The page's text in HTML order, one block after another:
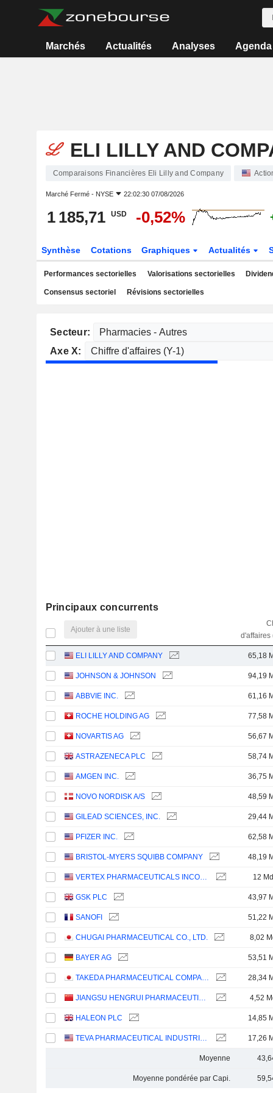
Marchés Actualités Analyses Agenda
ELI LILLY AND
Comparaisons Financières Eli Lilly and Company
Marché Fermé - NYSE 22:02:30 07/08/2026
1 185,71 USD -0,52%
Synthèse Cotations Graphiques Actualités
Performances sectorielles Valorisations sectorielles
Consensus sectoriel Révisions sectorielles
Secteur:
Axe X:
Principaux concurrents
Ajouter à une liste
d'affaires
ELI LILLY AND COMPANY 65,18
JOHNSON & JOHNSON 94,19
ABBVIE INC. 61,16
ROCHE HOLDING AG 77,58
NOVARTIS AG 56,67
ASTRAZENECA PLC 58,74
AMGEN INC. 36,75
NOVO NORDISK A/S 48,59
GILEAD SCIENCES, INC. 29,44
PFIZER INC. 62,58
BRISTOL-MYERS SQUIBB COMPANY 48,19
VERTEX PHARMACEUTICALS INCORPORATED 12 Md
GSK PLC 43,97
SANOFI 51,22
CHUGAI PHARMACEUTICAL CO., LTD. 8,02
BAYER AG 53,51
TAKEDA PHARMACEUTICAL COMPANY LIMITED 28,34
JIANGSU HENGRUI PHARMACEUTICALS CO.,LTD 4,52
HALEON PLC 14,85
TEVA PHARMACEUTICAL INDUSTRIES LIMITED 17,26
Moyenne
Moyenne pondérée par Capi.